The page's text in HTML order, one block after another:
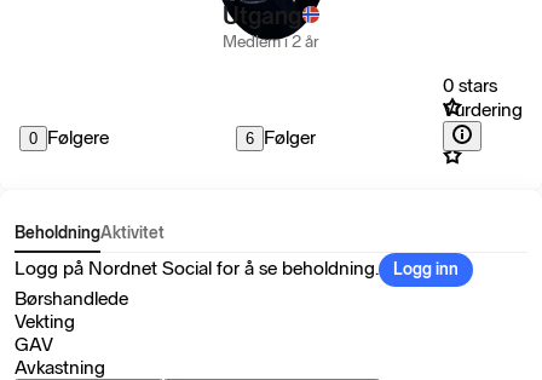
Utgang
Medlem i 2 år
0 Følgere 6 Følger
0 stars
Vurdering
BeholdningAktivitet
Logg på Nordnet Social for å se beholdning. Logg inn
Børshandlede
Vekting
GAV
Avkastning